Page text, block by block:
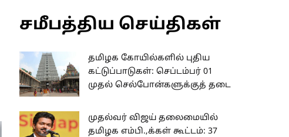
சமீபத்திய செய்திகள்
தமிழக கோயில்களில் புதிய
கட்டுப்பாடுகள்: செப்டம்பர் 01
முதல் செல்போன்களுக்குத் தடை
முதல்வர் விஜய் தலைமையில்
தமிழக எம்பி.,க்கள் கூட்டம்: 37